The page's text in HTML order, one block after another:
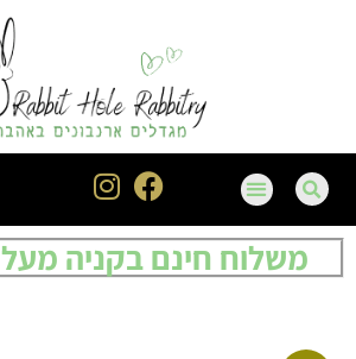
משלוח חינם בקניה מעל 250 ש"ח